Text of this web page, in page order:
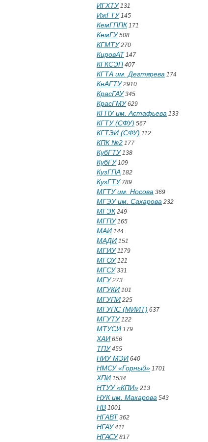
ИГХТУ131
ИжГТУ145
КемГППК 171
КемГУ508
КГМТУ270
КировАТ 147
КГКСЭП 407
КГТА им. Дегтярева 174
КнАГТУ2910
КрасГАУ345
КрасГМУ629
КГПУ им. Астафьева 133
КГТУ (СФУ) 567
КГТЭИ (СФУ) 112
КПК №2 177
КубГТУ138
КубГУ109
КузГПА 182
КузГТУ789
МГТУ им. Носова 369
МГЭУ им. Сахарова 232
МГЭК 249
МГПУ165
МАИ 144
МАДИ 151
МГИУ1179
МГОУ121
МГСУ331
МГУ273
МГУКИ 101
МГУПИ 225
МГУПС (МИИТ) 637
МГУТУ122
МТУСИ 179
ХАИ 656
ТПУ455
НИУ МЭИ 640
НМСУ «Горный» 1701
ХПИ 1534
НТУУ «КПИ» 213
НУК им. Макарова 543
НВ 1001
НГАВТ 362
НГАУ411
НГАСУ817